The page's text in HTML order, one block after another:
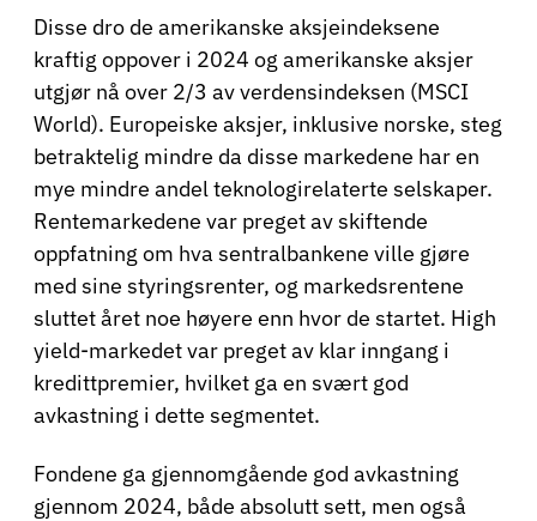
Disse dro de amerikanske aksjeindeksene
kraftig oppover i 2024 og amerikanske aksjer
utgjør nå over 2/3 av verdensindeksen (MSCI
World). Europeiske aksjer, inklusive norske, steg
betraktelig mindre da disse markedene har en
mye mindre andel teknologirelaterte selskaper.
Rentemarkedene var preget av skiftende
oppfatning om hva sentralbankene ville gjøre
med sine styringsrenter, og markedsrentene
sluttet året noe høyere enn hvor de startet. High
yield-markedet var preget av klar inngang i
kredittpremier, hvilket ga en svært god
avkastning i dette segmentet.
Fondene ga gjennomgående god avkastning
gjennom 2024, både absolutt sett, men også